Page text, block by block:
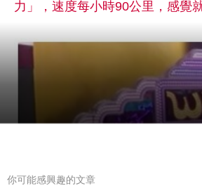
力」，速度每小時90公里，感覺
你可能感興趣的文章